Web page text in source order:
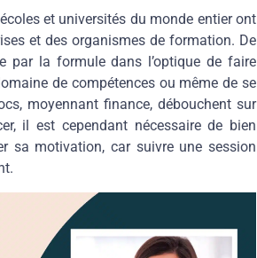
et universités du monde entier ont
et des organismes de formation. De
par la formule dans l’optique de faire
de compétences ou même de se
moyennant finance, débouchent sur
il est cependant nécessaire de bien
sa motivation, car suivre une session